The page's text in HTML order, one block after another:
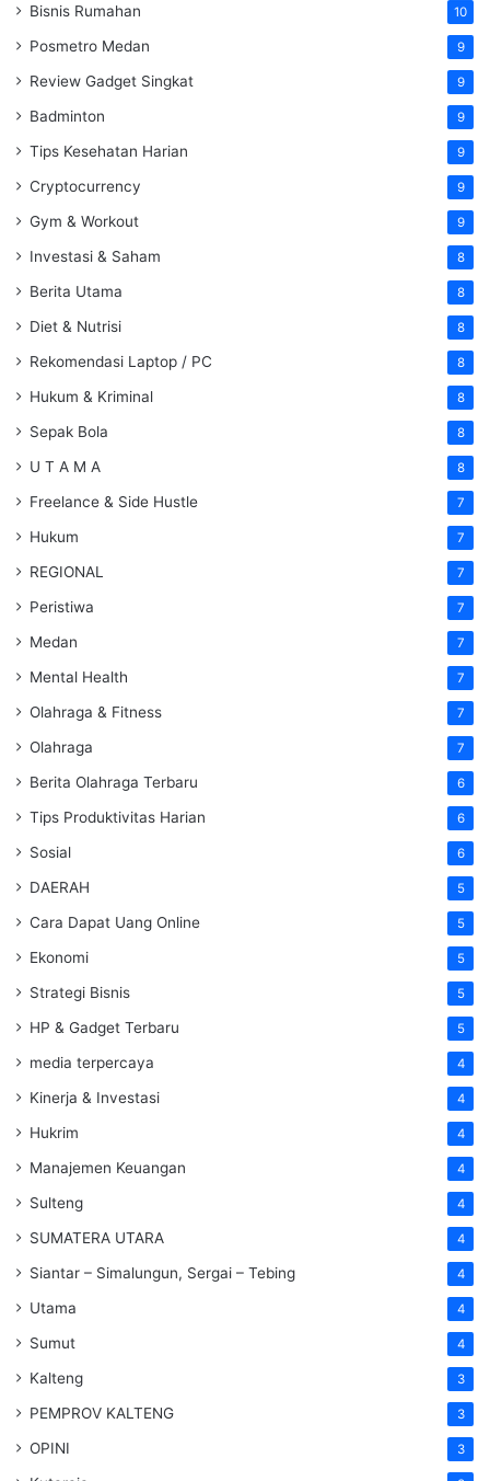
Bisnis Rumahan 10
Posmetro Medan 9
Review Gadget Singkat 9
Badminton 9
Tips Kesehatan Harian 9
Cryptocurrency 9
Gym & Workout 9
Investasi & Saham 8
Berita Utama 8
Diet & Nutrisi 8
Rekomendasi Laptop / PC 8
Hukum & Kriminal 8
Sepak Bola 8
U T A M A 8
Freelance & Side Hustle 7
Hukum 7
REGIONAL 7
Peristiwa 7
Medan 7
Mental Health 7
Olahraga & Fitness 7
Olahraga 7
Berita Olahraga Terbaru 6
Tips Produktivitas Harian 6
Sosial 6
DAERAH 5
Cara Dapat Uang Online 5
Ekonomi 5
Strategi Bisnis 5
HP & Gadget Terbaru 5
media terpercaya 4
Kinerja & Investasi 4
Hukrim 4
Manajemen Keuangan 4
Sulteng 4
SUMATERA UTARA 4
Siantar – Simalungun, Sergai – Tebing 4
Utama 4
Sumut 4
Kalteng 3
PEMPROV KALTENG 3
OPINI 3